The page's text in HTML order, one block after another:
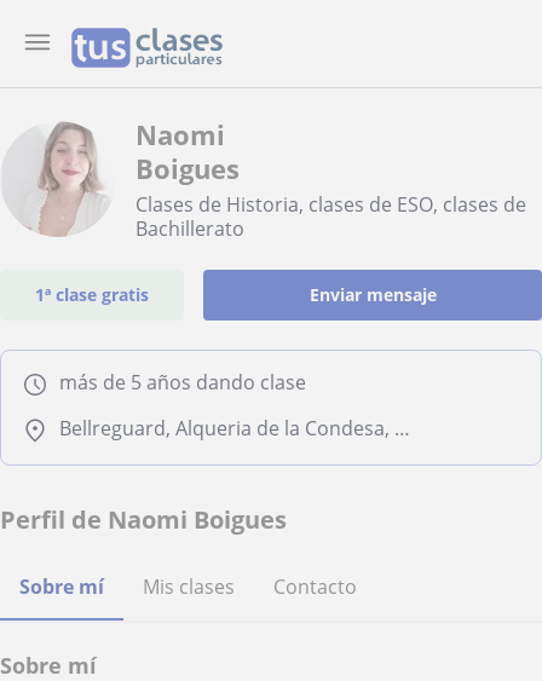
Naomi
Boigues
Clases de Historia, clases de ESO, clases de
Bachillerato
1ª clase gratis Enviar mensaje
más de 5 años dando clase
Bellreguard, Alqueria de la Condesa, Daimús, Palmera, Rafelcofer
Perfil de Naomi Boigues
Sobre mí Mis clases Contacto
Sobre mí